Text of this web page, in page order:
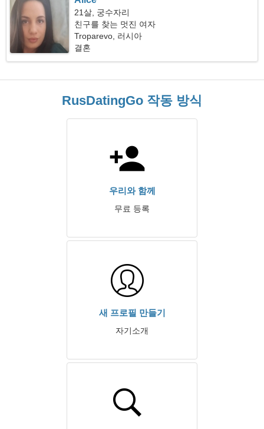
21살, 궁수자리
친구를 찾는 멋진 여자
Troparevo, 러시아
결혼
RusDatingGo 작동 방식
우리와 함께
무료 등록
새 프로필 만들기
자기소개